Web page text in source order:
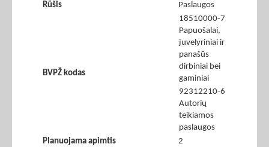
Rūšis
Paslaugos
BVPŽ kodas
18510000-7
Papuošalai,
juvelyriniai ir
panašūs
dirbiniai bei
gaminiai
92312210-6
Autorių
teikiamos
paslaugos
Planuojama apimtis
2